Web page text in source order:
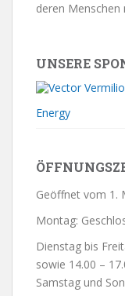
deren Menschen
UNSERE
Energy
Geöffnet vom 1.
Montag:
Dienstag bis
sowie 14.00 –
Samstag und